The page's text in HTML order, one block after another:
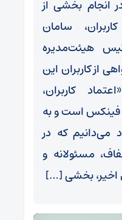
انجام بخشی از
سامان
هیئت‌مدیره
از کاربران این
کاربران،
فینکس است و به
که در
مسئولانه و
اخیر، بخشی […]